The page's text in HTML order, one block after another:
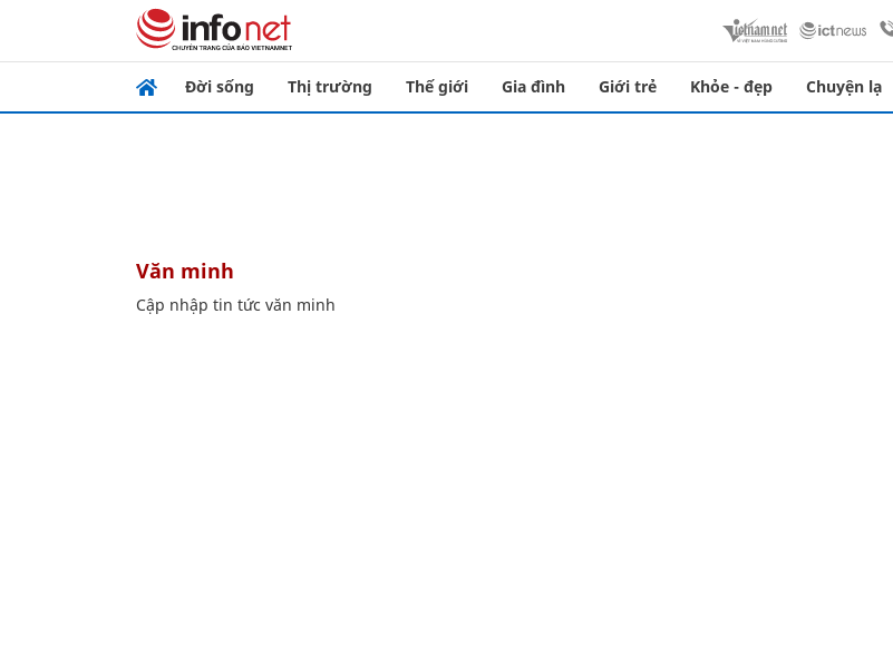
Đời sống Thị trường Thế giới Gia đình Giới trẻ Khỏe - đẹp Chuyện lạ
văn minh
Cập nhập tin tức văn minh